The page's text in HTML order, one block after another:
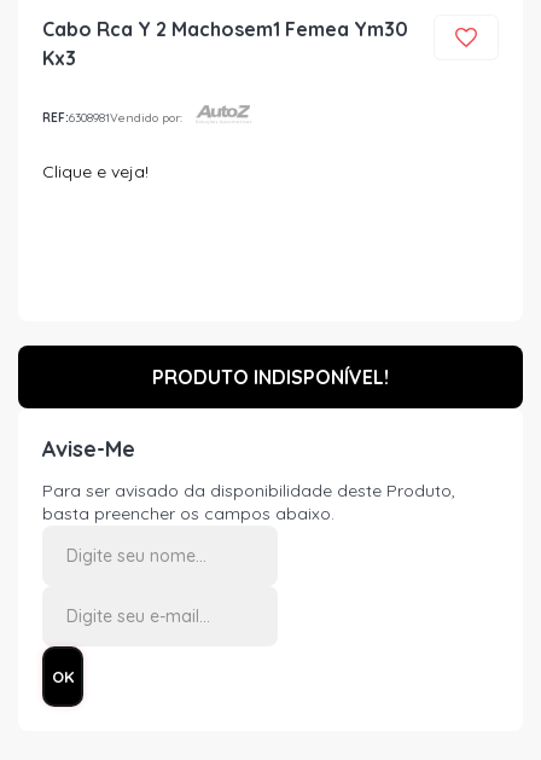
Cabo Rca Y 2 Machosem1 Femea Ym30
Kx3
REF:6308981Vendido por:
Clique e veja!
PRODUTO INDISPONÍVEL!
Avise-Me
Para ser avisado da disponibilidade deste Produto,
basta preencher os campos abaixo.